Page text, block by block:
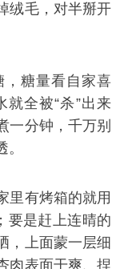
绒毛，对半掰开
，糖量看自家喜
全被“杀”出来
一分钟，千万别
里有烤箱的就用
要是赶上连晴的
，上面蒙一层细
肉表面干爽、捏